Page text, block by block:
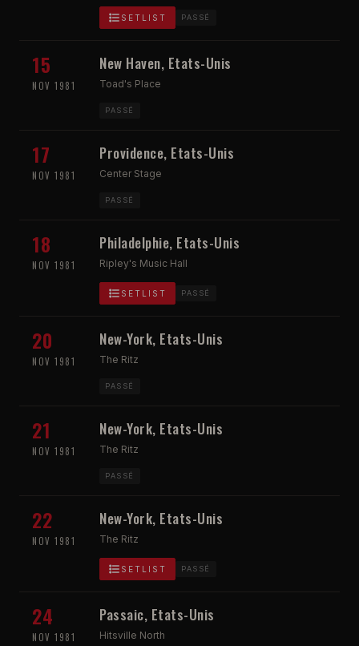
SETLIST PASSÉ
15
NOV 1981
New Haven, Etats-Unis
Toad's Place
PASSÉ
17
NOV 1981
Providence, Etats-Unis
Center Stage
PASSÉ
18
NOV 1981
Philadelphie, Etats-Unis
Ripley's Music Hall
SETLIST PASSÉ
20
NOV 1981
New-York, Etats-Unis
The Ritz
PASSÉ
21
NOV 1981
New-York, Etats-Unis
The Ritz
PASSÉ
22
NOV 1981
New-York, Etats-Unis
The Ritz
SETLIST PASSÉ
24
NOV 1981
Passaic, Etats-Unis
Hitsville North